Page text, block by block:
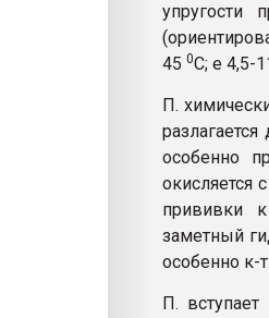
упругости
45 0C; e 4,5-
П.
особенно
окисляется
прививки
заметный
особенно к-т.
П.